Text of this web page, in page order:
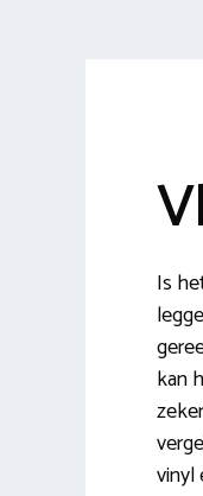
Is
kan
vinyl